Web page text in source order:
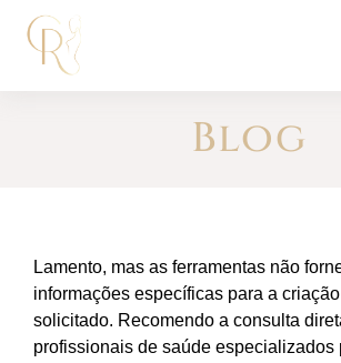
Blog
Lamento, mas as ferramentas não
informações específicas para a
solicitado. Recomendo a consulta
profissionais de saúde especializados